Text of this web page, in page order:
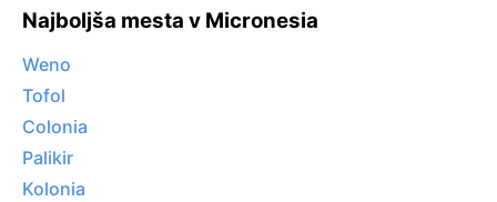
Najboljša mesta v Micronesia
Weno
Tofol
Colonia
Palikir
Kolonia